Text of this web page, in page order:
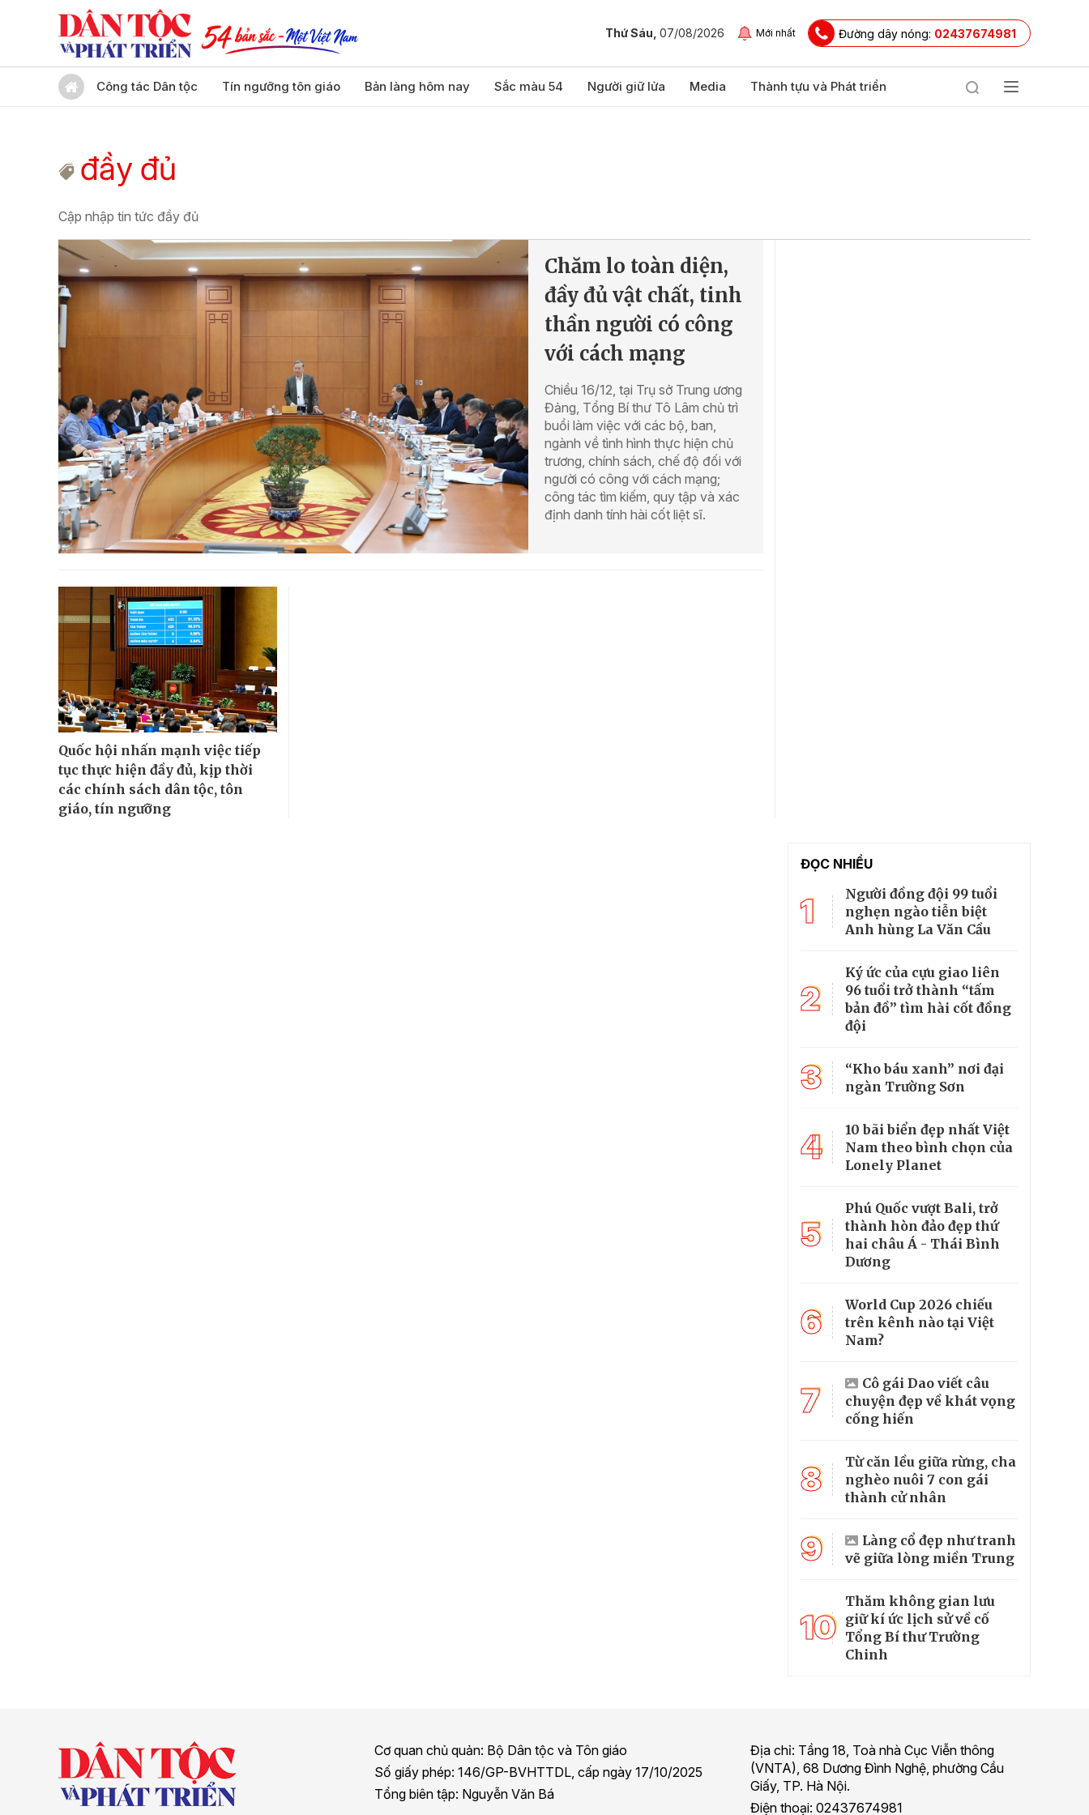
Thứ Sáu, 07/08/2026 Mới nhất Đường dây nóng: 02437674981
Công tác Dân tộc Tín ngưỡng tôn giáo Bản làng hôm nay Sắc màu 54 Người giữ lửa Media Thành tựu và Phát triển
đầy đủ
Cập nhập tin tức đầy đủ
Chăm lo toàn diện,
đầy đủ vật chất, tinh
thần người có công
với cách mạng
Chiều 16/12, tại Trụ sở Trung ương
Đảng, Tổng Bí thư Tô Lâm chủ trì
buổi làm việc với các bộ, ban,
ngành về tình hình thực hiện chủ
trương, chính sách, chế độ đối với
người có công với cách mạng;
công tác tìm kiếm, quy tập và xác
định danh tính hài cốt liệt sĩ.
Quốc hội nhấn mạnh việc tiếp
tục thực hiện đầy đủ, kịp thời
các chính sách dân tộc, tôn
giáo, tín ngưỡng
ĐỌC NHIỀU
1
Người đồng đội 99 tuổi
nghẹn ngào tiễn biệt
Anh hùng La Văn Cầu
2
Ký ức của cựu giao liên
96 tuổi trở thành “tấm
bản đồ” tìm hài cốt đồng
đội
3
“Kho báu xanh” nơi đại
ngàn Trường Sơn
4
10 bãi biển đẹp nhất Việt
Nam theo bình chọn của
Lonely Planet
5
Phú Quốc vượt Bali, trở
thành hòn đảo đẹp thứ
hai châu Á - Thái Bình
Dương
6
World Cup 2026 chiếu
trên kênh nào tại Việt
Nam?
7
Cô gái Dao viết câu
chuyện đẹp về khát vọng
cống hiến
8
Từ căn lều giữa rừng, cha
nghèo nuôi 7 con gái
thành cử nhân
9
Làng cổ đẹp như tranh
vẽ giữa lòng miền Trung
10
Thăm không gian lưu
giữ kí ức lịch sử về cố
Tổng Bí thư Trường
Chinh
Cơ quan chủ quản: Bộ Dân tộc và Tôn giáo
Số giấy phép: 146/GP-BVHTTDL, cấp ngày 17/10/2025
Tổng biên tập: Nguyễn Văn Bá
Địa chỉ: Tầng 18, Toà nhà Cục Viễn thông
(VNTA), 68 Dương Đình Nghệ, phường Cầu
Giấy, TP. Hà Nội.
Điện thoại: 02437674981